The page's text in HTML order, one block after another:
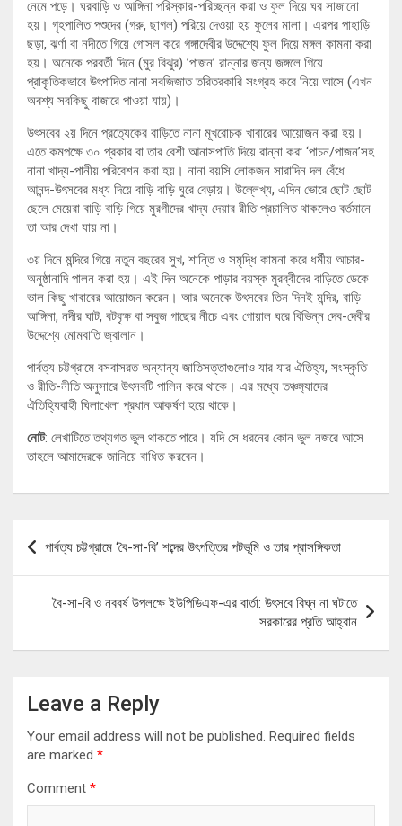
নেমে পড়ে। ঘরবাড়ি ও আঙ্গিনা পরিস্কার-পরিচ্ছন্ন করা ও ফুল দিয়ে ঘর সাজানো
হয়। গৃহপালিত পশুদের (গরু, ছাগল) পরিয়ে দেওয়া হয় ফুলের মালা। এরপর পাহাড়ি
ছড়া, ঝর্ণা বা নদীতে গিয়ে গোসল করে গঙ্গাদেবীর উদ্দেশ্যে ফুল দিয়ে মঙ্গল কামনা করা
হয়। অনেকে পরবর্তী দিনে (মুর বিঝুর) ’পাজন’ রান্নার জন্য জঙ্গলে গিয়ে
প্রাকৃতিকভাবে উৎপাদিত নানা সবজিজাত তরিতরকারি সংগ্রহ করে নিয়ে আসে (এখন
অবশ্য সবকিছু বাজারে পাওয়া যায়)।
উৎসবের ২য় দিনে প্রত্যেকের বাড়িতে নানা মূখরোচক খাবারের আয়োজন করা হয়।
এতে কমপক্ষে ৩০ প্রকার বা তার বেশী আনাসপাতি দিয়ে রান্না করা ‘পাচন/পাজন’সহ
নানা খাদ্য-পানীয় পরিবেশন করা হয়। নানা বয়সি লোকজন সারাদিন দল বেঁধে
আনন্দ-উৎসবের মধ্য দিয়ে বাড়ি বাড়ি ঘুরে বেড়ায়। উল্লেখ্য, এদিন ভোরে ছোট ছোট
ছেলে মেয়েরা বাড়ি বাড়ি গিয়ে মুরগীদের খাদ্য দেয়ার রীতি প্রচালিত থাকলেও বর্তমানে
তা আর দেখা যায় না।
৩য় দিনে মন্দিরে গিয়ে নতুন বছরের সুখ, শান্তি ও সমৃদ্ধি কামনা করে ধর্মীয় আচার-
অনুষ্ঠানাদি পালন করা হয়। এই দিন অনেকে পাড়ার বয়স্ক মুরব্বীদের বাড়িতে ডেকে
ভাল কিছু খাবাবের আয়োজন করেন। আর অনেকে উৎসবের তিন দিনই মন্দির, বাড়ি
আঙ্গিনা, নদীর ঘাট, বটবৃক্ষ বা সবুজ গাছের নীচে এবং গোয়াল ঘরে বিভিন্ন দেব-দেবীর
উদ্দেশ্যে মোমবাতি জ্বালান।
পার্বত্য চট্টগ্রামে বসবাসরত অন্যান্য জাতিসত্তাগুলোও যার যার ঐতিহ্য, সংস্কৃতি
ও রীতি-নীতি অনুসারে উৎসবটি পালিন করে থাকে। এর মধ্যে তঞ্চঙ্গ্যাদের
ঐতিহ্যিবাহী ঘিলাখেলা প্রধান আকর্ষণ হয়ে থাকে।
নোট: লেখাটিতে তথ্যগত ভুল থাকতে পারে। যদি সে ধরনের কোন ভুল নজরে আসে
তাহলে আমাদেরকে জানিয়ে বাধিত করবেন।
Post
navigation
পার্বত্য চট্টগ্রামে ‘বৈ-সা-বি’ শব্দের উৎপত্তির পটভূমি ও তার প্রাসঙ্গিকতা
বৈ-সা-বি ও নববর্ষ উপলক্ষে ইউপিডিএফ-এর বার্তা: উৎসবে বিঘ্ন না ঘটাতে
সরকারের প্রতি আহ্বান
Leave a Reply
Your email address will not be published. Required fields
are marked *
Comment *